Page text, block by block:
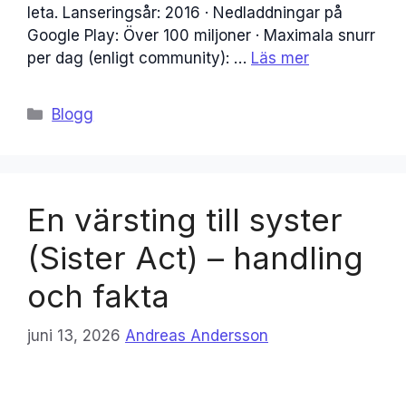
leta. Lanseringsår: 2016 · Nedladdningar på
Google Play: Över 100 miljoner · Maximala snurr
per dag (enligt community): … Läs mer
Kategorier
Blogg
En värsting till syster
(Sister Act) – handling
och fakta
juni 13, 2026 Andreas Andersson